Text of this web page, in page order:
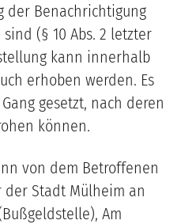
der Benachrichtigung
(§ 10 Abs. 2 letzter
kann innerhalb
erhoben werden. Es
gesetzt, nach deren
können.
von dem Betroffenen
der Stadt Mülheim an
Am